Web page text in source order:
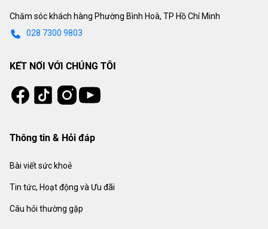
Chăm sóc khách hàng Phường Bình Hoà, TP Hồ Chí Minh
028 7300 9803
KẾT NỐI VỚI CHÚNG TÔI
Facebook
Tiktok Instagram
Youtube
Thông tin & Hỏi đáp
Bài viết sức khoẻ
Tin tức, Hoạt động và Ưu đãi
Câu hỏi thường gặp